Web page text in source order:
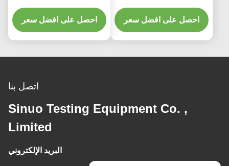
احصل على افضل سعر
Penetration Tester
احصل على افضل سعر
اتصل بنا
Sinuo Testing Equipment Co. ,
Limited
البريد الإلكتروني